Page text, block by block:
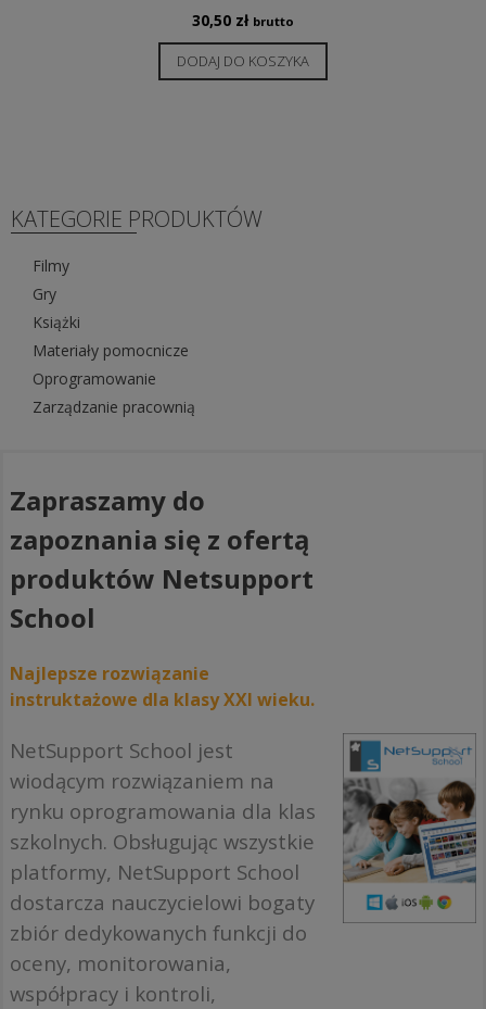
30,50 zł brutto
DODAJ DO KOSZYKA
KATEGORIE PRODUKTÓW
Filmy
Gry
Książki
Materiały pomocnicze
Oprogramowanie
Zarządzanie pracownią
Zapraszamy do
zapoznania się z ofertą
produktów Netsupport
School
Najlepsze rozwiązanie
instruktażowe dla klasy XXI wieku.
NetSupport School jest
wiodącym rozwiązaniem na
rynku oprogramowania dla klas
szkolnych. Obsługując wszystkie
platformy, NetSupport School
dostarcza nauczycielowi bogaty
zbiór dedykowanych funkcji do
oceny, monitorowania,
współpracy i kontroli,